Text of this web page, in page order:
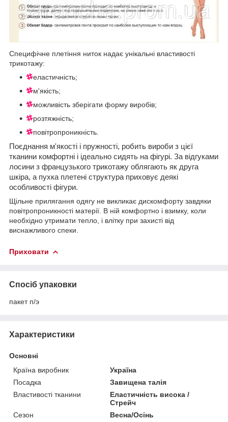
Специфічне плетіння ниток надає унікальні властивості
трикотажу:
еластичність;
м'якість;
можливість зберігати форму виробів;
розтяжність;
повітропроникність.
Поєднання м'якості і пружності, робить вироби з цієї
тканини комфортні і ідеально сидять на фігурі. За відгуками
лосини з французького трикотажу облягають як друга
шкіра, а пухка плетені структура приховує деякі
особливості фігури.
Щільне прилягання одягу не викликає дискомфорту завдяки
повітропроникності матерії. В ній комфортно і взимку, коли
необхідно утримати тепло, і влітку при захисті від
виснажливого спеки.
Приховати
Спосіб упаковки
пакет п/э
Характеристики
Основні
Країна виробник
Україна
Посадка
Завищена талія
Властивості тканини
Еластичність висока /
Стрейч
Сезон
Весна/Осінь